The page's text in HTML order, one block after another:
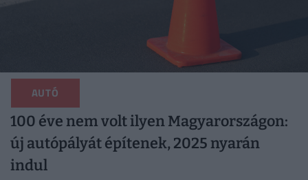
AUTÓ
100 éve nem volt ilyen Magyarországon:
új autópályát építenek, 2025 nyarán
indul